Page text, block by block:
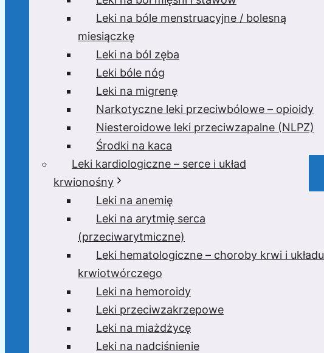
Leki na bóle menstruacyjne / bolesną
miesiączkę
Leki na ból zęba
Leki bóle nóg
Leki na migrenę
Narkotyczne leki przeciwbólowe – opioidy
Niesteroidowe leki przeciwzapalne (NLPZ)
Środki na kaca
Leki kardiologiczne – serce i układ
krwionośny
Leki na anemię
Leki na arytmię serca
(przeciwarytmiczne)
Leki hematologiczne – choroby krwi i układu
krwiotwórczego
Leki na hemoroidy
Leki przeciwzakrzepowe
Leki na miażdżycę
Leki na nadciśnienie